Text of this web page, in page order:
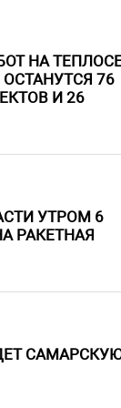
НА
76
И 26
УТРОМ 6
РАКЕТНАЯ